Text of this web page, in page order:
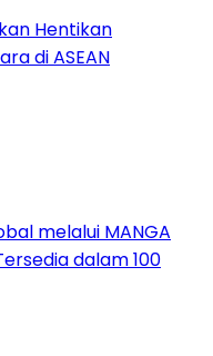
Hentikan
di ASEAN
melalui MANGA
dalam 100